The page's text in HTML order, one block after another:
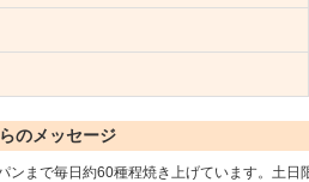
のメッセージ
ンまで毎日約60種程焼き上げています。土